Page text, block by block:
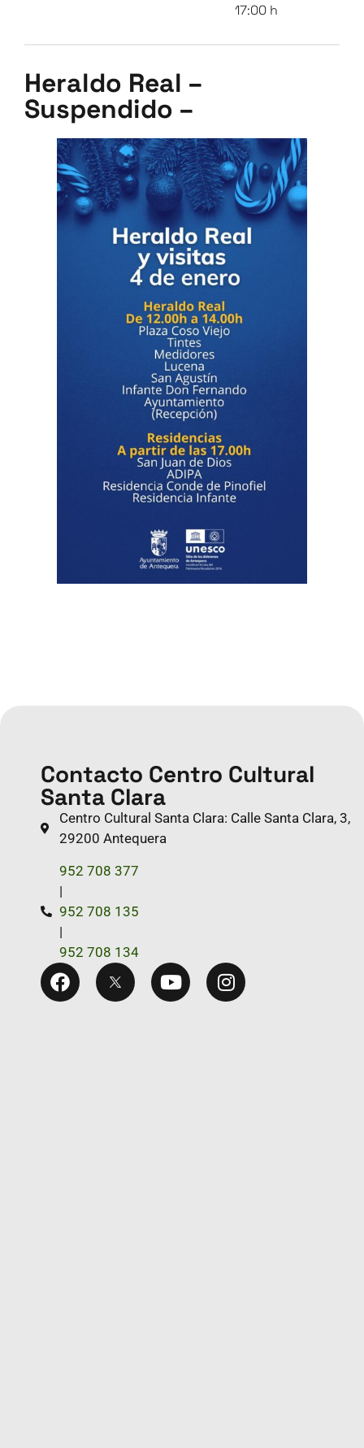
17:00 h
Heraldo Real –
Suspendido –
Contacto Centro Cultural
Santa Clara
Centro Cultural Santa Clara: Calle Santa Clara, 3,
29200 Antequera
952 708 377
|
952 708 135
|
952 708 134